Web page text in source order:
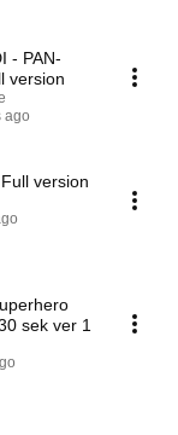
- PAN-
version
ago
version
sek ver 1